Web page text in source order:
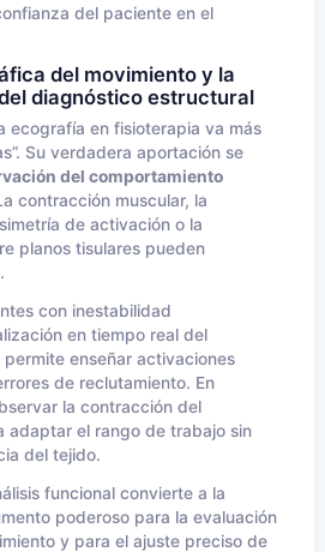
del paciente en el
del movimiento y la
diagnóstico estructural
ecografía en fisioterapia va más
Su verdadera aportación se
del comportamiento
contracción muscular, la
de activación o la
planos tisulares pueden
con inestabilidad
en tiempo real del
enseñar activaciones
de reclutamiento. En
la contracción del
adaptar el rango de trabajo sin
del tejido.
funcional convierte a la
poderoso para la evaluación
y para el ajuste preciso de